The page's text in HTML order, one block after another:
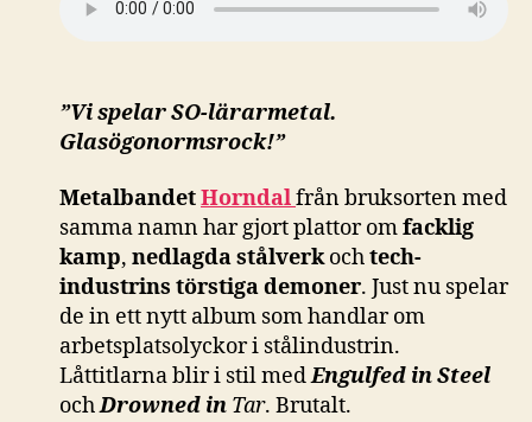
”Vi spelar SO-lärarmetal.
Glasögonormsrock!”
MetalbandetHorndalfrån bruksorten med
samma namn har gjort plattor omfacklig
kamp, nedlagda stålverkochtech-
industrins törstiga demoner. Just nu spelar
de in ett nytt album som handlar om
arbetsplatsolyckor i stålindustrin.
Låttitlarna blir i stil medEngulfed in Steel
ochDrowned in Tar. Brutalt.